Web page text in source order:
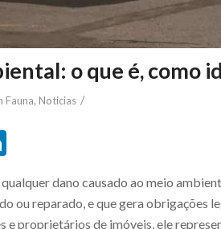
o que é, como
Fauna, Noticias /
qualquer dano causado ao meio
ou reparado, e que gera obrigações
e proprietários de imóveis, ele